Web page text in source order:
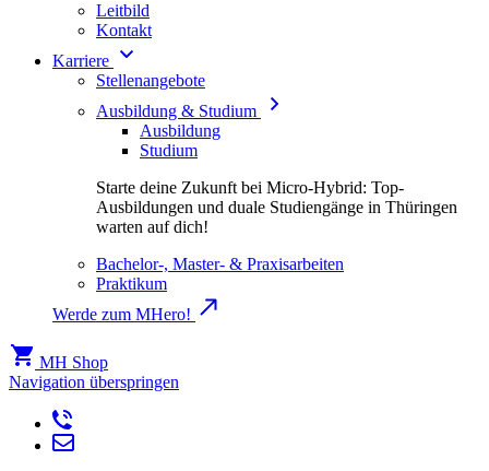
Leitbild
Kontakt
Karriere
Stellenangebote
Ausbildung & Studium
Ausbildung
Studium
Starte deine Zukunft bei Micro-Hybrid: Top-
Ausbildungen und duale Studiengänge in Thüringen
warten auf dich!
Bachelor-, Master- & Praxisarbeiten
Praktikum
Werde zum MHero!
MH Shop
Navigation überspringen